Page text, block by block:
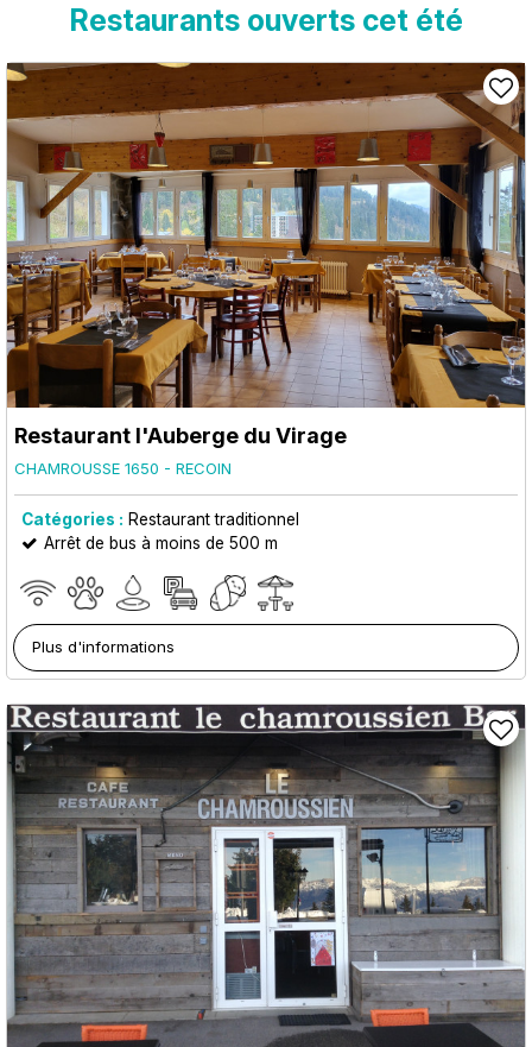
Restaurants ouverts cet été
Restaurant l'Auberge du Virage
CHAMROUSSE 1650 - RECOIN
Catégories : Restaurant traditionnel
Arrêt de bus à moins de 500 m
Plus d'informations